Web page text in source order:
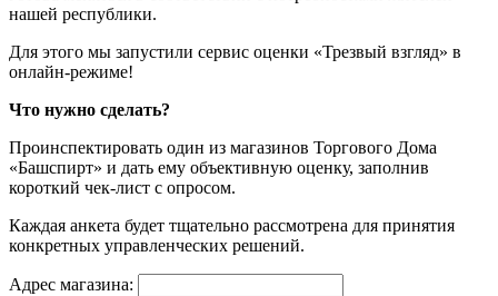
нашей республики.
Для этого мы запустили сервис оценки «Трезвый взгляд» в
онлайн-режиме!
Что нужно сделать?
Проинспектировать один из магазинов Торгового Дома
«Башспирт» и дать ему объективную оценку, заполнив
короткий чек-лист с опросом.
Каждая анкета будет тщательно рассмотрена для принятия
конкретных управленческих решений.
Адрес магазина: